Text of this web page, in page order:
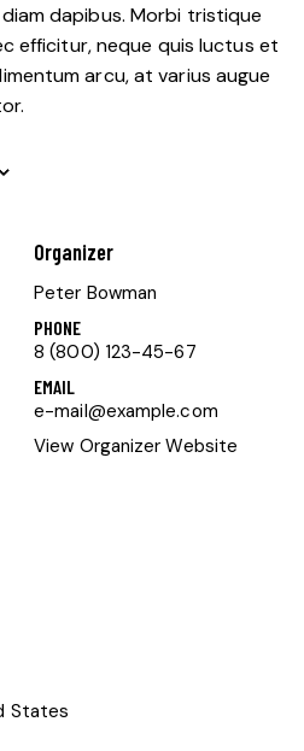
dapibus. Morbi tristique
efficitur, neque quis luctus et
arcu, at varius augue
Organizer
Peter Bowman
PHONE
8 (800) 123-45-67
EMAIL
e-mail@example.com
View Organizer Website
States